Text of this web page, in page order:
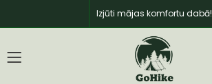
Izjūti mājas komfortu dabā!